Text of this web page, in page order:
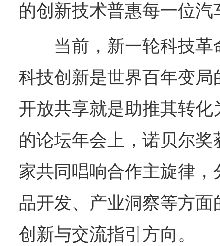
的创新技术普惠每一位汽
当前，新一轮科技革
科技创新是世界百年变局
开放共享就是助推其转化
的论坛年会上，诺贝尔
家共同唱响合作主旋律
品开发、产业洞察等方
创新与交流指引方向。